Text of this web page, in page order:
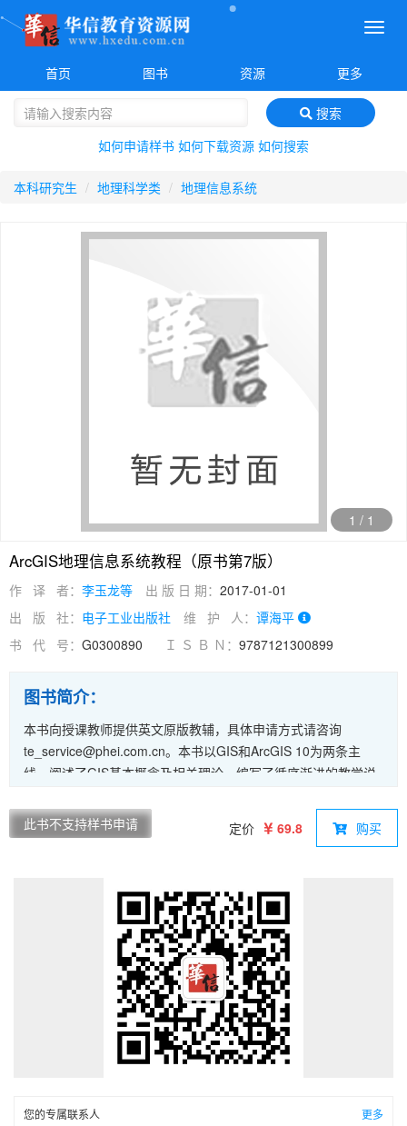
菜
首页
图书 资源 更多
搜索
如何申请样书 如何下载资源 如何搜索
本科研究生 地理科学类 地理信息系统
1 / 1
ArcGIS地理信息系统教程（原书第7版）
作 译 者： 李玉龙等 出 版 日 期： 2017-01-01
出 版 社： 电子工业出版社 维 护 人： 谭海平
书 代 号： G0300890 Ｉ Ｓ Ｂ Ｎ： 9787121300899
图书简介：
本书向授课教师提供英文原版教辅，具体申请方式请咨询
te_service@phei.com.cn。本书以GIS和ArcGIS 10为两条主
线，阐述了GIS基本概念及相关理论，编写了循序渐进的教学说
功能和用途。全书共分为4个部分：第1部分介绍GIS数据与制
图，包括GIS数据、GIS制图、GIS数据展示以及属性数据等；第
系统、基本编辑、高级编辑、地理数据库和元数据等; 第4部分介
绍基本操作技能。
此书不支持样书申请 定价 69.8 购买
您的专属联系人 更多